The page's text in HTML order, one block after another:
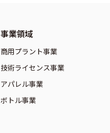
事業領域
商用プラント事業
技術ライセンス事業
アパレル事業
ボトル事業